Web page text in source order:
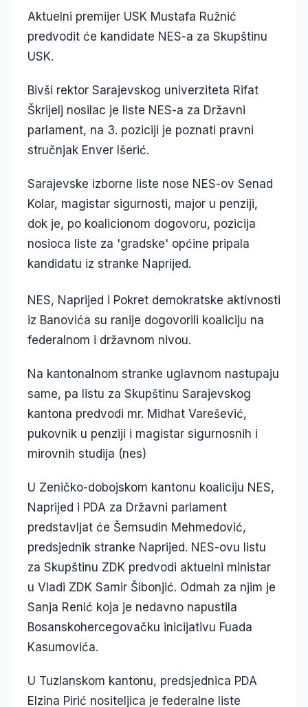
Aktuelni premijer USK Mustafa Ružnić
predvodit će kandidate NES-a za Skupštinu
USK.
Bivši rektor Sarajevskog univerziteta Rifat
Škrijelj nosilac je liste NES-a za Državni
parlament, na 3. poziciji je poznati pravni
stručnjak Enver Išerić.
Sarajevske izborne liste nose NES-ov Senad
Kolar, magistar sigurnosti, major u penziji,
dok je, po koalicionom dogovoru, pozicija
nosioca liste za 'gradske' općine pripala
kandidatu iz stranke Naprijed.
NES, Naprijed i Pokret demokratske aktivnosti
iz Banovića su ranije dogovorili koaliciju na
federalnom i državnom nivou.
Na kantonalnom stranke uglavnom nastupaju
same, pa listu za Skupštinu Sarajevskog
kantona predvodi mr. Midhat Varešević,
pukovnik u penziji i magistar sigurnosnih i
mirovnih studija (nes)
U Zeničko-dobojskom kantonu koaliciju NES,
Naprijed i PDA za Državni parlament
predstavljat će Šemsudin Mehmedović,
predsjednik stranke Naprijed. NES-ovu listu
za Skupštinu ZDK predvodi aktuelni ministar
u Vladi ZDK Samir Šibonjić. Odmah za njim je
Sanja Renić koja je nedavno napustila
Bosanskohercegovačku inicijativu Fuada
Kasumovića.
U Tuzlanskom kantonu, predsjednica PDA
Elzina Pirić nositeljica je federalne liste